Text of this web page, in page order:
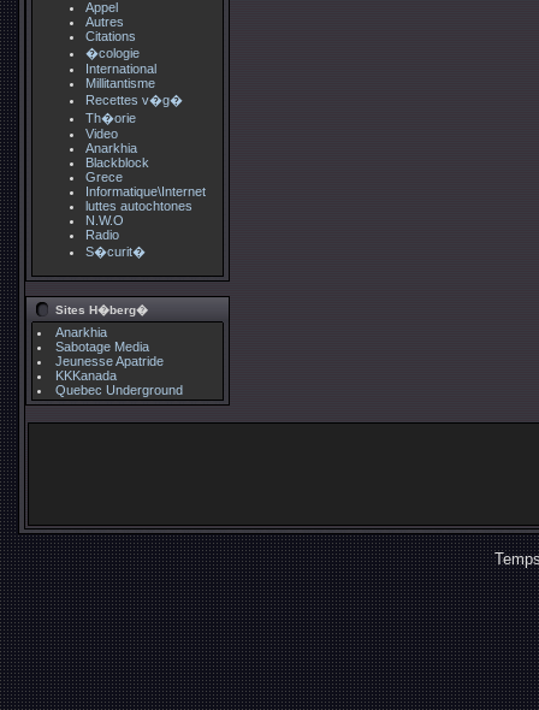
Appel
Autres
Citations
�cologie
International
Millitantisme
Recettes v�g�
Th�orie
Video
Anarkhia
Blackblock
Grece
Informatique\Internet
luttes autochtones
N.W.O
Radio
S�curit�
Sites H�berg�
Anarkhia
Sabotage Media
Jeunesse Apatride
KKKanada
Quebec Underground